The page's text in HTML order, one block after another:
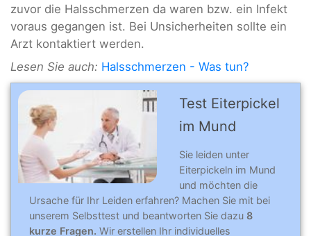
zuvor die Halsschmerzen da waren bzw. ein Infekt
voraus gegangen ist. Bei Unsicherheiten sollte ein
Arzt kontaktiert werden.
Lesen Sie auch: Halsschmerzen - Was tun?
Test Eiterpickel
im Mund
Sie leiden unter
Eiterpickeln im Mund
und möchten die
Ursache für Ihr Leiden erfahren? Machen Sie mit bei
unserem Selbsttest und beantworten Sie dazu 8
kurze Fragen. Wir erstellen Ihr individuelles